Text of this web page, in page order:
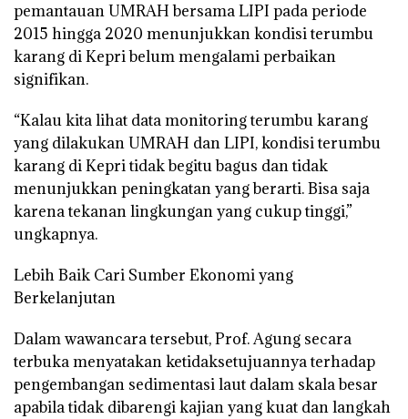
pemantauan UMRAH bersama LIPI pada periode
2015 hingga 2020 menunjukkan kondisi terumbu
karang di Kepri belum mengalami perbaikan
signifikan.
“Kalau kita lihat data monitoring terumbu karang
yang dilakukan UMRAH dan LIPI, kondisi terumbu
karang di Kepri tidak begitu bagus dan tidak
menunjukkan peningkatan yang berarti. Bisa saja
karena tekanan lingkungan yang cukup tinggi,”
ungkapnya.
Lebih Baik Cari Sumber Ekonomi yang
Berkelanjutan
Dalam wawancara tersebut, Prof. Agung secara
terbuka menyatakan ketidaksetujuannya terhadap
pengembangan sedimentasi laut dalam skala besar
apabila tidak dibarengi kajian yang kuat dan langkah